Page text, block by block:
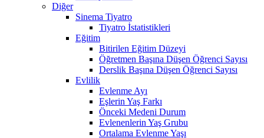
Diğer
Sinema Tiyatro
Tiyatro İstatistikleri
Eğitim
Bitirilen Eğitim Düzeyi
Öğretmen Başına Düşen Öğrenci Sayısı
Derslik Başına Düşen Öğrenci Sayısı
Evlilik
Evlenme Ayı
Eşlerin Yaş Farkı
Önceki Medeni Durum
Evlenenlerin Yaş Grubu
Ortalama Evlenme Yaşı